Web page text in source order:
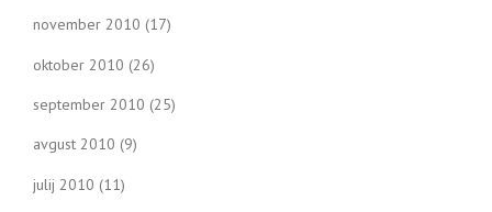
november 2010 (17)
oktober 2010 (26)
september 2010 (25)
avgust 2010 (9)
julij 2010 (11)